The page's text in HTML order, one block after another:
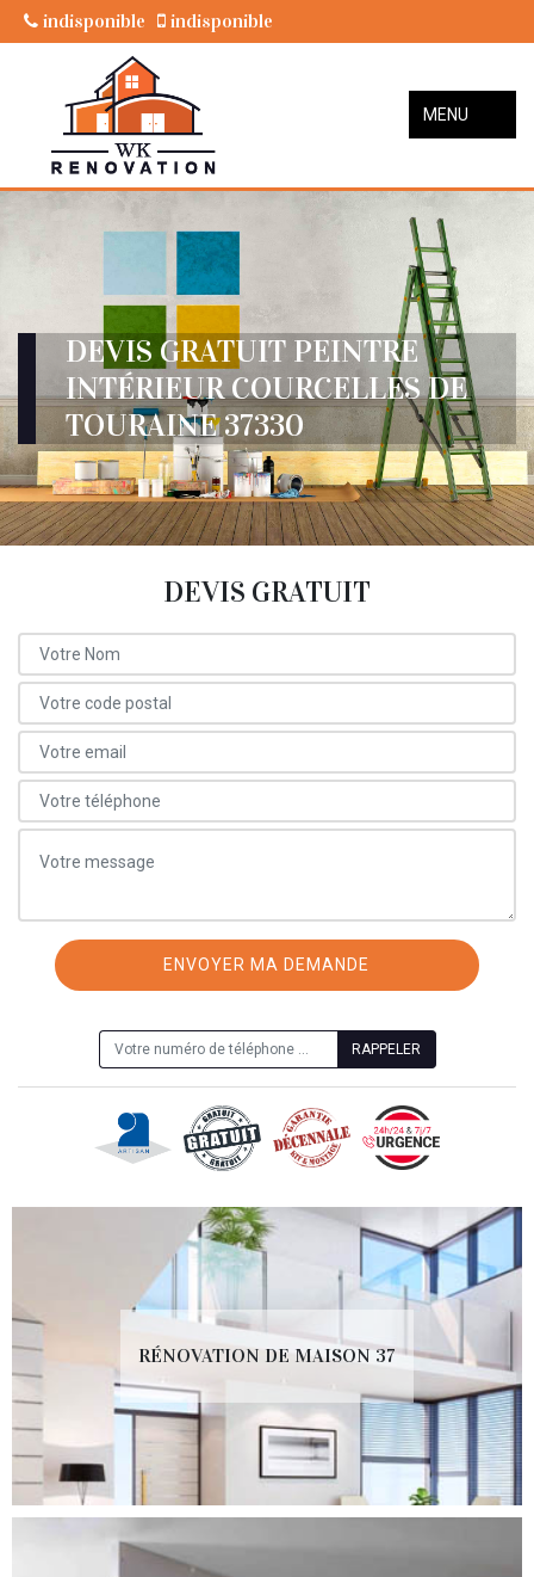
indisponible indisponible
MENU
DEVIS GRATUIT PEINTRE
INTÉRIEUR COURCELLES DE
TOURAINE 37330
DEVIS GRATUIT
RÉNOVATION DE MAISON 37